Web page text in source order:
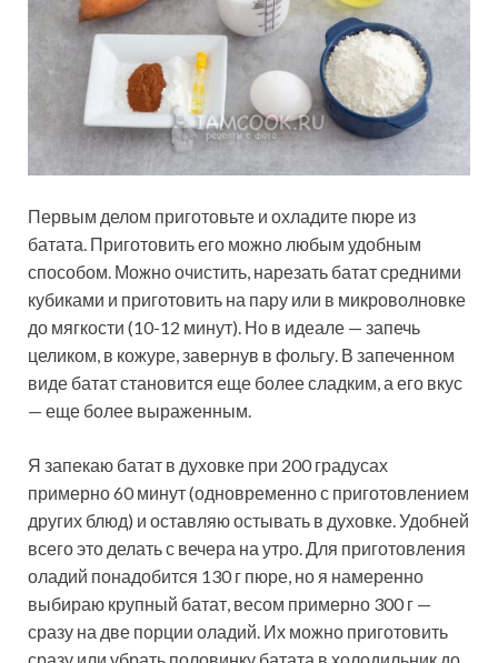
Первым делом приготовьте и охладите пюре из
батата. Приготовить его можно любым удобным
способом. Можно очистить, нарезать батат средними
кубиками и приготовить на пару или в микроволновке
до мягкости (10-12 минут). Но в идеале — запечь
целиком, в кожуре, завернув в фольгу. В запеченном
виде батат становится еще более сладким, а его вкус
— еще более выраженным.
Я запекаю батат в духовке при 200 градусах
примерно 60 минут (одновременно с приготовлением
других блюд) и оставляю остывать в духовке. Удобней
всего это делать с вечера на утро. Для приготовления
оладий понадобится 130 г пюре, но я намеренно
выбираю крупный батат, весом примерно 300 г —
сразу на две порции оладий. Их можно приготовить